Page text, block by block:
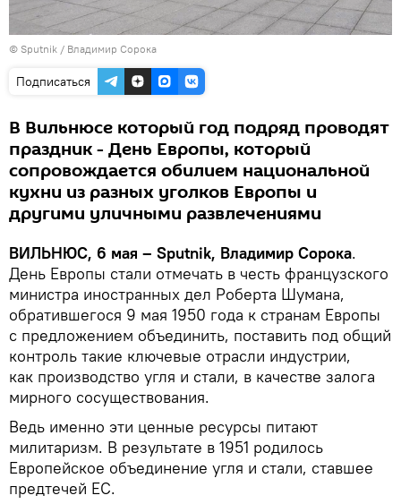
© Sputnik / Владимир Сорока
Подписаться
В Вильнюсе который год подряд проводят
праздник - День Европы, который
сопровождается обилием национальной
кухни из разных уголков Европы и
другими уличными развлечениями
ВИЛЬНЮС, 6 мая – Sputnik, Владимир Сорока.
День Европы стали отмечать в честь французского
министра иностранных дел Роберта Шумана,
обратившегося 9 мая 1950 года к странам Европы
с предложением объединить, поставить под общий
контроль такие ключевые отрасли индустрии,
как производство угля и стали, в качестве залога
мирного сосуществования.
Ведь именно эти ценные ресурсы питают
милитаризм. В результате в 1951 родилось
Европейское объединение угля и стали, ставшее
предтечей ЕС.